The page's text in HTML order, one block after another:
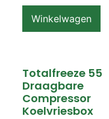
Winkelwagen
Totalfreeze 55
Draagbare
Compressor
Koelvriesbox